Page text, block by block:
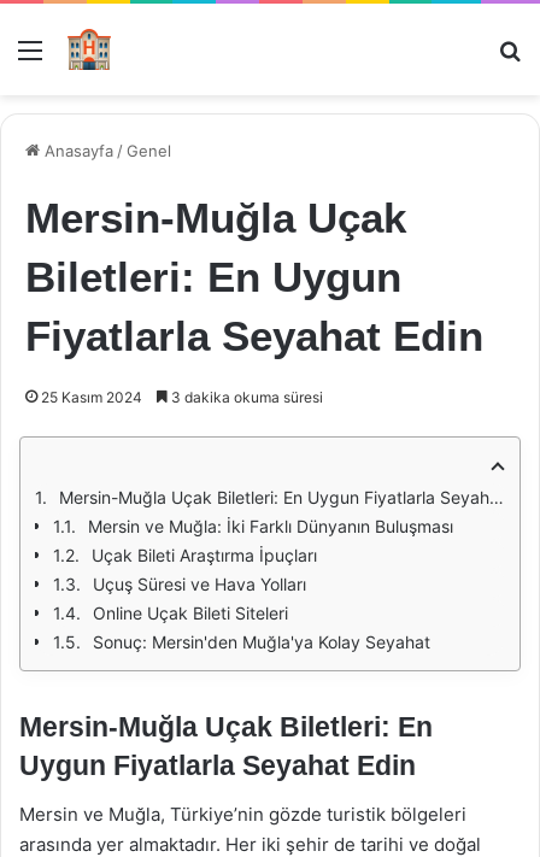
Menü
Anasayfa /Genel
Mersin-Muğla Uçak
Biletleri: En Uygun
Fiyatlarla Seyahat Edin
25 Kasım 2024 3 dakika okuma süresi
Mersin-Muğla Uçak Biletleri: En Uygun Fiyatlarla Seyahat Edin
Mersin ve Muğla: İki Farklı Dünyanın Buluşması
Uçak Bileti Araştırma İpuçları
Uçuş Süresi ve Hava Yolları
Online Uçak Bileti Siteleri
Sonuç: Mersin'den Muğla'ya Kolay Seyahat
Mersin-Muğla Uçak Biletleri: En
Uygun Fiyatlarla Seyahat Edin
Mersin ve Muğla, Türkiye’nin gözde turistik bölgeleri
arasında yer almaktadır. Her iki şehir de tarihi ve doğal